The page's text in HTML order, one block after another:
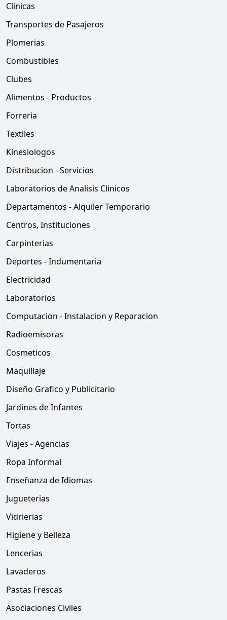
Clinicas
Transportes de Pasajeros
Plomerias
Combustibles
Clubes
Alimentos - Productos
Forreria
Textiles
Kinesiologos
Distribucion - Servicios
Laboratorios de Analisis Clinicos
Departamentos - Alquiler Temporario
Centros, Instituciones
Carpinterias
Deportes - Indumentaria
Electricidad
Laboratorios
Computacion - Instalacion y Reparacion
Radioemisoras
Cosmeticos
Maquillaje
Diseño Grafico y Publicitario
Jardines de Infantes
Tortas
Viajes - Agencias
Ropa Informal
Enseñanza de Idiomas
Jugueterias
Vidrierias
Higiene y Belleza
Lencerias
Lavaderos
Pastas Frescas
Asociaciones Civiles